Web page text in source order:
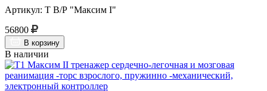
Артикул: Т В/Р "Максим I"
56800
В корзину
В наличии